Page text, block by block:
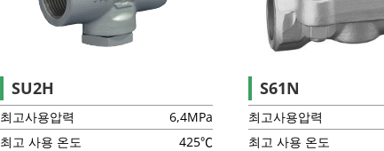
SU2H
최고사용압력
6,4MPa
최고 사용 온도
425℃
S61N
최고사용압력
최고 사용 온도